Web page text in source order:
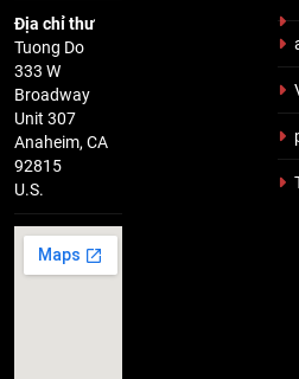
Địa chỉ thư
Tuong Do
333 W
Broadway
Unit 307
Anaheim, CA
92815
U.S.